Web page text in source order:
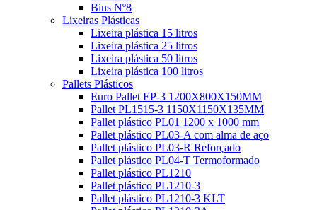
Bins Nº8
Lixeiras Plásticas
Lixeira plástica 15 litros
Lixeira plástica 25 litros
Lixeira plástica 50 litros
Lixeira plástica 100 litros
Pallets Plásticos
Euro Pallet EP-3 1200X800X150MM
Pallet PL1515-3 1150X1150X135MM
Pallet plástico PL01 1200 x 1000 mm
Pallet plástico PL03-A com alma de aço
Pallet plástico PL03-R Reforçado
Pallet plástico PL04-T Termoformado
Pallet plástico PL1210
Pallet plástico PL1210-3
Pallet plástico PL1210-3 KLT